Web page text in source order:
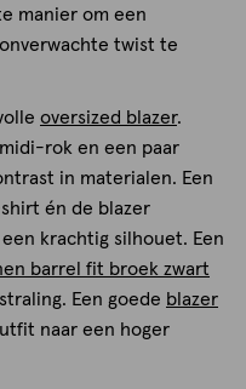
manier om een
twist te
oversized blazer.
rok en een paar
in materialen. Een
én de blazer
krachtig silhouet. Een
barrel fit broek zwart
Een goede blazer
naar een hoger